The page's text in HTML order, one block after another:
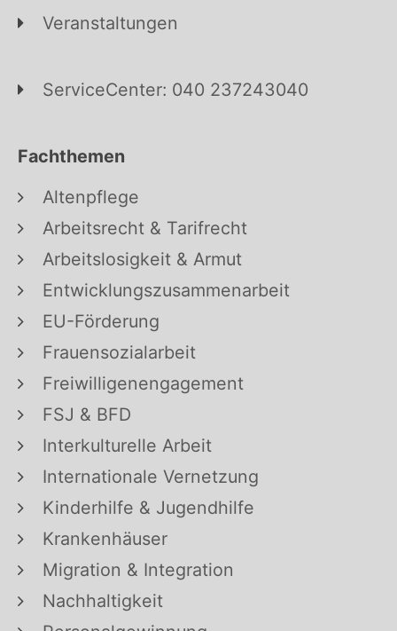
Veranstaltungen
ServiceCenter: 040 237243040
Fachthemen
Altenpflege
Arbeitsrecht & Tarifrecht
Arbeitslosigkeit & Armut
Entwicklungszusammenarbeit
EU-Förderung
Frauensozialarbeit
Freiwilligenengagement
FSJ & BFD
Interkulturelle Arbeit
Internationale Vernetzung
Kinderhilfe & Jugendhilfe
Krankenhäuser
Migration & Integration
Nachhaltigkeit